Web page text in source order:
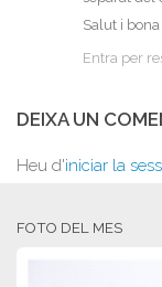
Salut i
Entra per
DEIXA UN
Heu d'iniciar la
FOTO DEL MES